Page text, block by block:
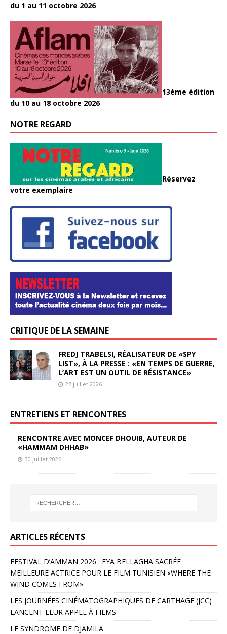
du 1 au 11 octobre 2026
13ème édition
du 10 au 18 octobre 2026
NOTRE REGARD
Réservez
votre exemplaire
CRITIQUE DE LA SEMAINE
FREDJ TRABELSI, RÉALISATEUR DE «SPY
LIST», À LA PRESSE : «EN TEMPS DE GUERRE,
L’ART EST UN OUTIL DE RÉSISTANCE»
27 juillet 2026
ENTRETIENS ET RENCONTRES
RENCONTRE AVEC MONCEF DHOUIB, AUTEUR DE
«HAMMAM DHHAB»
30 juillet 2026
ARTICLES RÉCENTS
FESTIVAL D’AMMAN 2026 : EYA BELLAGHA SACRÉE
MEILLEURE ACTRICE POUR LE FILM TUNISIEN «WHERE THE
WIND COMES FROM»
LES JOURNÉES CINÉMATOGRAPHIQUES DE CARTHAGE (JCC)
LANCENT LEUR APPEL À FILMS
LE SYNDROME DE DJAMILA